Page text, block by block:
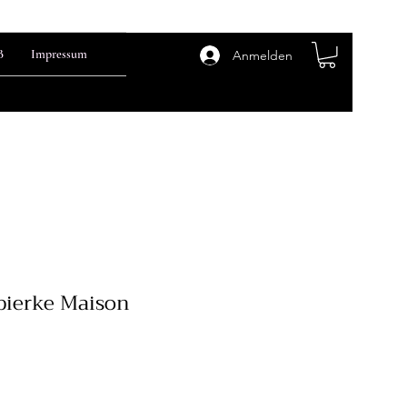
Impressum Anmelden
Maison